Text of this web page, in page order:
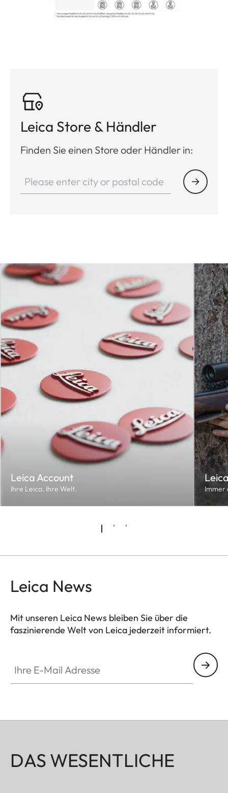
Leica Store & Händler
Finden Sie einen Store oder Händler in:
Leica Account
Ihre Leica. Ihre Welt. Immer
Leica News
Mit unseren Leica News bleiben Sie über die
faszinierende Welt von Leica jederzeit informiert.
DAS WESENTLICHE